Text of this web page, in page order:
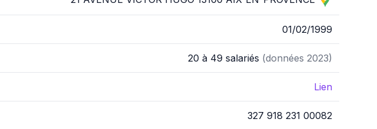
01/02/1999
20 à 49 salariés (données 2023)
Lien
327 918 231 00082